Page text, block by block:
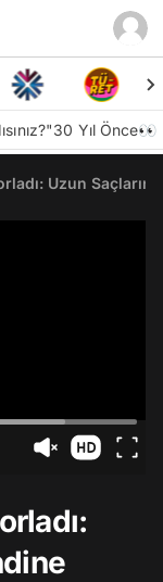
30 Yıl Önce👀
Uzun